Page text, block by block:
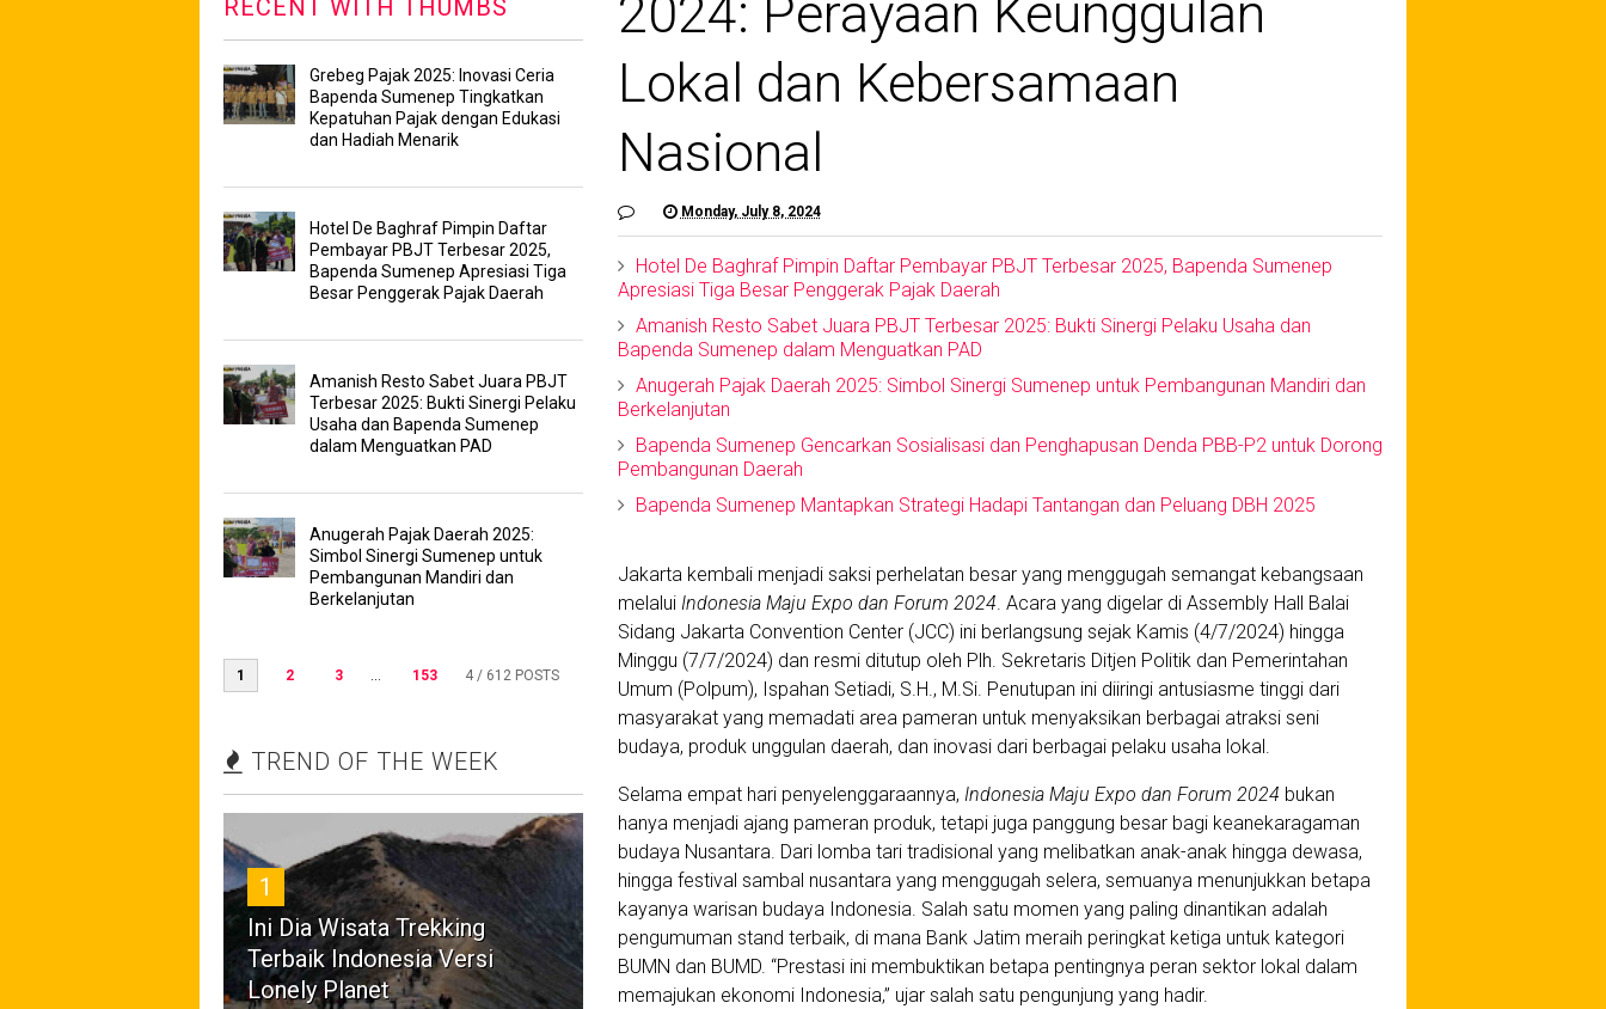
2024: Perayaan Keunggulan
Lokal dan Kebersamaan
Nasional
Monday, July 8, 2024
Hotel De Baghraf Pimpin Daftar Pembayar PBJT Terbesar 2025, Bapenda Sumenep
Apresiasi Tiga Besar Penggerak Pajak Daerah
Amanish Resto Sabet Juara PBJT Terbesar 2025: Bukti Sinergi Pelaku Usaha dan
Bapenda Sumenep dalam Menguatkan PAD
Anugerah Pajak Daerah 2025: Simbol Sinergi Sumenep untuk Pembangunan Mandiri dan
Berkelanjutan
Bapenda Sumenep Gencarkan Sosialisasi dan Penghapusan Denda PBB-P2 untuk Dorong
Pembangunan Daerah
Bapenda Sumenep Mantapkan Strategi Hadapi Tantangan dan Peluang DBH 2025
Jakarta kembali menjadi saksi perhelatan besar yang menggugah semangat kebangsaan
melalui Indonesia Maju Expo dan Forum 2024. Acara yang digelar di Assembly Hall Balai
Sidang Jakarta Convention Center (JCC) ini berlangsung sejak Kamis (4/7/2024) hingga
Minggu (7/7/2024) dan resmi ditutup oleh Plh. Sekretaris Ditjen Politik dan Pemerintahan
Umum (Polpum), Ispahan Setiadi, S.H., M.Si. Penutupan ini diiringi antusiasme tinggi dari
masyarakat yang memadati area pameran untuk menyaksikan berbagai atraksi seni
budaya, produk unggulan daerah, dan inovasi dari berbagai pelaku usaha lokal.
Selama empat hari penyelenggaraannya, Indonesia Maju Expo dan Forum 2024 bukan
hanya menjadi ajang pameran produk, tetapi juga panggung besar bagi keanekaragaman
budaya Nusantara. Dari lomba tari tradisional yang melibatkan anak-anak hingga dewasa,
hingga festival sambal nusantara yang menggugah selera, semuanya menunjukkan betapa
kayanya warisan budaya Indonesia. Salah satu momen yang paling dinantikan adalah
pengumuman stand terbaik, di mana Bank Jatim meraih peringkat ketiga untuk kategori
BUMN dan BUMD. “Prestasi ini membuktikan betapa pentingnya peran sektor lokal dalam
memajukan ekonomi Indonesia,” ujar salah satu pengunjung yang hadir.
RECENT WITH THUMBS
Grebeg Pajak 2025: Inovasi Ceria
Bapenda Sumenep Tingkatkan
Kepatuhan Pajak dengan Edukasi
dan Hadiah Menarik
Hotel De Baghraf Pimpin Daftar
Pembayar PBJT Terbesar 2025,
Bapenda Sumenep Apresiasi Tiga
Besar Penggerak Pajak Daerah
Amanish Resto Sabet Juara PBJT
Terbesar 2025: Bukti Sinergi Pelaku
Usaha dan Bapenda Sumenep
dalam Menguatkan PAD
Anugerah Pajak Daerah 2025:
Simbol Sinergi Sumenep untuk
Pembangunan Mandiri dan
Berkelanjutan
1 2 3 ... 153 4/ 612 POSTS
TREND OF THE WEEK
1
Ini Dia Wisata Trekking
Terbaik Indonesia Versi
Lonely Planet